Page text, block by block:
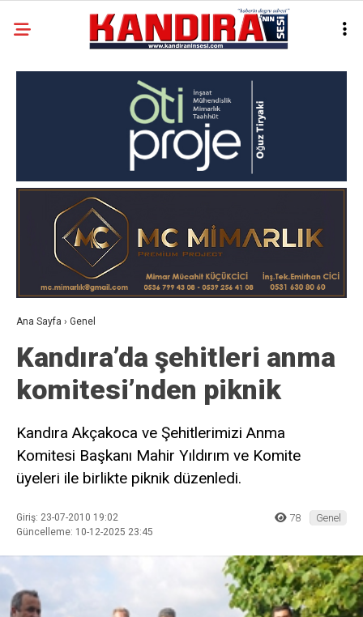
Ana Sayfa › Genel
Kandıra’da şehitleri anma
komitesi’nden piknik
Kandıra Akçakoca ve Şehitlerimizi Anma
Komitesi Başkanı Mahir Yıldırım ve Komite
üyeleri ile birlikte piknik düzenledi.
Giriş: 23-07-2010 19:02
Güncelleme: 10-12-2025 23:45
78 Genel